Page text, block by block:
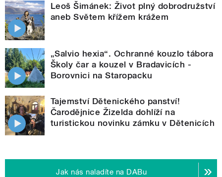
Leoš Šimánek: Život plný dobrodružství
aneb Světem křížem krážem
„Salvio hexia“. Ochranné kouzlo tábora
Školy čar a kouzel v Bradavicích -
Borovnici na Staropacku
Tajemství Dětenického panství!
Čarodějnice Žizelda dohlíží na
turistickou novinku zámku v Dětenicích
Jak nás naladíte na DABu